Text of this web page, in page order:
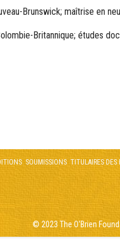
Brunswick; maîtrise en
Britannique; études
SOUMISSIONS TITULAIRES DES
© 2023 The O'Brien